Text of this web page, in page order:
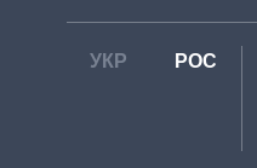
УКР РОС